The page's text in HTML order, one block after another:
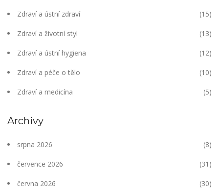
Zdraví a ústní zdraví (15)
Zdraví a životní styl (13)
Zdraví a ústní hygiena (12)
Zdraví a péče o tělo (10)
Zdraví a medicína (5)
Archivy
srpna 2026 (8)
července 2026 (31)
června 2026 (30)